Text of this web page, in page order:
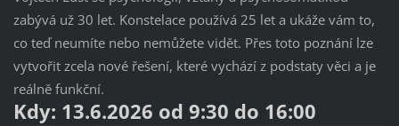
zabývá už 30 let. Konstelace používá 25 let a ukáže vám to,
co teď neumíte nebo nemůžete vidět. Přes toto poznání lze
vytvořit zcela nové řešení, které vychází z podstaty věci a je
reálně funkční.
Kdy: 13.6.2026 od 9:30 do 16:00